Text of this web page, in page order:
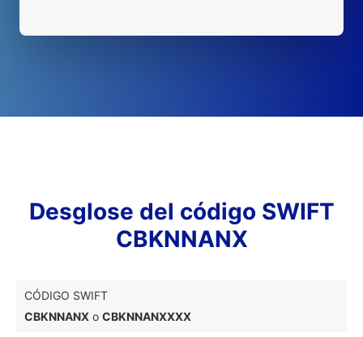
Desglose del código SWIFT
CBKNNANX
CÓDIGO SWIFT
CBKNNANX o CBKNNANXXXX